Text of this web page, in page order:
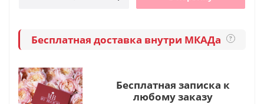
Бесплатная доставка внутри МКАДа ?
Бесплатная записка к
любому заказу